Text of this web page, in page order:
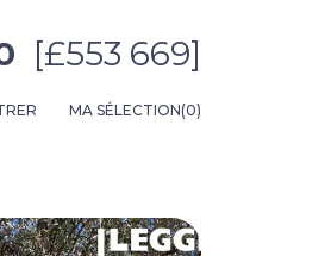
[£553 669]
MA SÉLECTION(0)